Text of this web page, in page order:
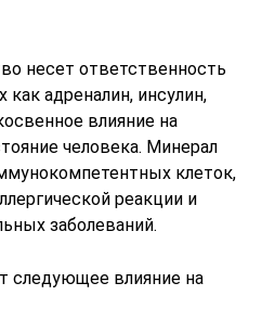
несет ответственность
как адреналин, инсулин,
влияние на
человека. Минерал
клеток,
реакции и
заболеваний.
следующее влияние на